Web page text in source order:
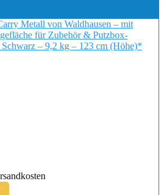
Metall von Waldhausen – mit
für Zubehör & Putzbox-
– 9,2 kg – 123 cm (Höhe)*